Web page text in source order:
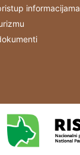
informacijama